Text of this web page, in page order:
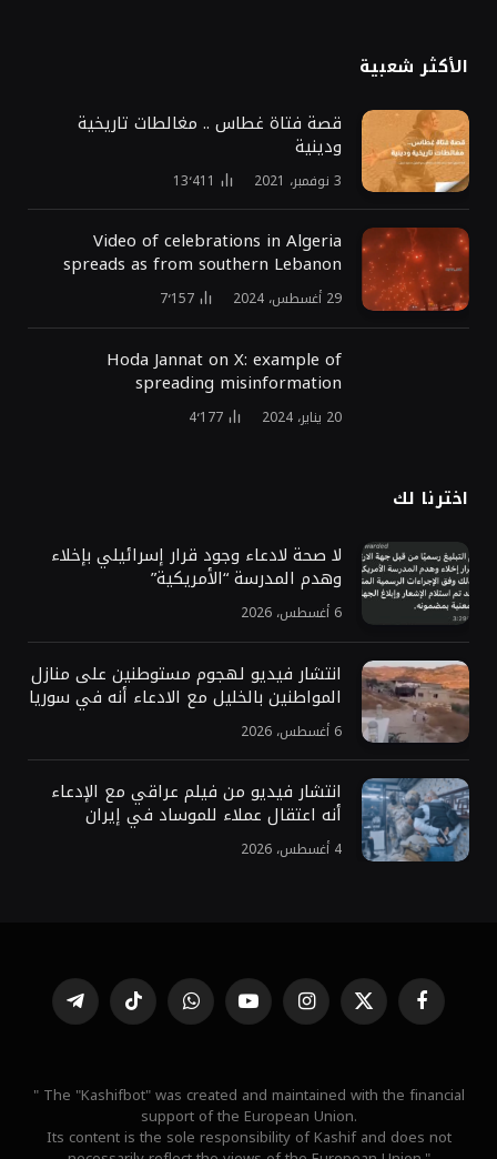
الأكثر شعبية
قصة فتاة غطاس .. مغالطات تاريخية
ودينية
3 نوفمبر، 2021 13٬411
Video of celebrations in Algeria
spreads as from southern Lebanon
29 أغسطس، 2024 7٬157
Hoda Jannat on X: example of
spreading misinformation
20 يناير، 2024 4٬177
اخترنا لك
لا صحة لادعاء وجود قرار إسرائيلي بإخلاء
وهدم المدرسة “الأمريكية”
6 أغسطس، 2026
انتشار فيديو لهجوم مستوطنين على منازل
المواطنين بالخليل مع الادعاء أنه في سوريا
6 أغسطس، 2026
انتشار فيديو من فيلم عراقي مع الإدعاء
أنه اعتقال عملاء للموساد في إيران
4 أغسطس، 2026
فيسبوك X
(Twitter)
الانستغراميوتيوب واتساب تيكتوك تيلقرام
" The "Kashifbot" was created and maintained with the financial
support of the European Union.
Its content is the sole responsibility of Kashif and does not